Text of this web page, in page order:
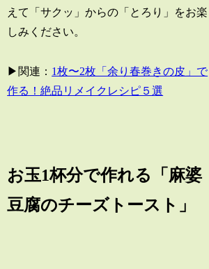
えて「サクッ」からの「とろり」をお楽
しみください。
▶関連： 1枚〜2枚「余り春巻きの皮」で
作る！絶品リメイクレシピ５選
お玉1杯分で作れる「麻婆
豆腐のチーズトースト」